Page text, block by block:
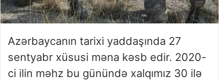
Azərbaycanın tarixi yaddaşında 27
sentyabr xüsusi məna kəsb edir. 2020-
ci ilin məhz bu günündə xalqımız 30 ilə